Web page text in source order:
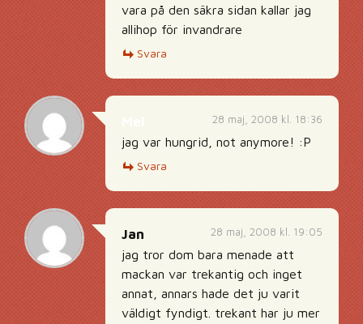
vara på den säkra sidan kallar jag
allihop för invandrare
Svara
28 maj, 2008 kl. 18:36
jag var hungrid, not anymore! :P
Svara
28 maj, 2008 kl. 19:05
Jan
jag tror dom bara menade att
mackan var trekantig och inget
annat, annars hade det ju varit
väldigt fyndigt. trekant har ju mer